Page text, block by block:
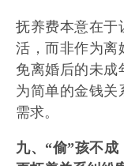
抚养费本意在于
活，而非作为离
免离婚后的未成
为简单的金钱关
需求。
九、“偷”孩不